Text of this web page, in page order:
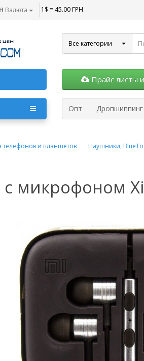
Валюта 1$ = 45.00 ГРН
Все категории
Прайс листы
Опт Дропшиппинг
телефонов и планшетов Наушники,
микрофоном